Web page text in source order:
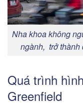
Nha khoa không
ngành, trở thành
Quá trình
Greenfield